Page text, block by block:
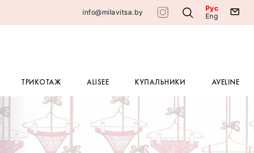
info@milavitsa.by
Рус
Eng
ТРИКОТАЖ ALISEE КУПАЛЬНИКИ AVELINE